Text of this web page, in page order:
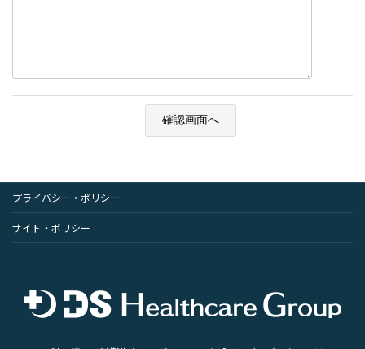
プライバシー・ポリシー
サイト・ポリシー